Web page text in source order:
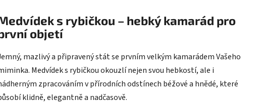
s rybičkou – hebký kamarád pro
objetí
mazlivý a připravený stát se prvním velkým kamarádem Vašeho
Medvídek s rybičkou okouzlí nejen svou hebkostí, ale i
zpracováním v přírodních odstínech béžové a hnědé, které
klidně, elegantně a nadčasově.